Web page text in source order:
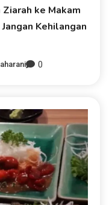
ke Makam
Kehilangan
0